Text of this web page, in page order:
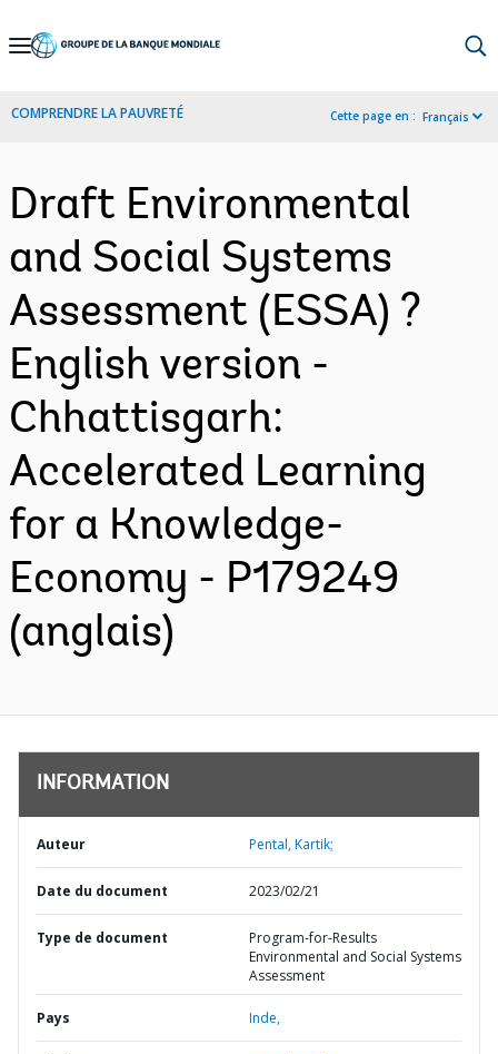
Skip
Navigation
COMPRENDRE LA PAUVRETÉ Cette page en : Français
Draft Environmental
and Social Systems
Assessment (ESSA) ?
English version -
Chhattisgarh:
Accelerated Learning
for a Knowledge-
Economy - P179249
(anglais)
INFORMATION
Auteur Pental, Kartik;
Date du document 2023/02/21
Type de document
Program-for-Results
Environmental and Social Systems
Assessment
Pays Inde,